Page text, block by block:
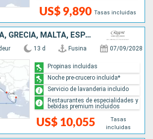
US$ 9,890 Tasas incluidas
CROACIA, ITALIA, GRECIA, MALTA, ESPAÑA
13 d Fusina 07/09/2028
US$ 10,055
Tasas
incluidas
Propinas incluidas
Noche pre-crucero incluida*
Servicio de lavanderia incluido
Restaurantes de especialidades y
bebidas premium incluidos